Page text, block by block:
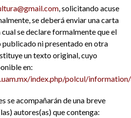
, solicitando acuse
se deberá enviar una carta
se declare formalmente que el
publicado ni presentado en otra
un texto original, cuyo
en:
index.php/polcul/
se acompañarán de una breve
autores(as) que contenga: